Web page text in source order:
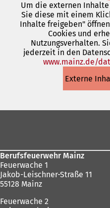
Um die externen Inhalte
Sie diese mit einem
Inhalte freigeben"
Cookies und
Nutzungsverhalten.
jederzeit in den
www.mainz.de/
Externe
Berufsfeuerwehr Mainz
Feuerwache 1
Jakob-Leischner-Straße 11
55128 Mainz
Feuerwache 2